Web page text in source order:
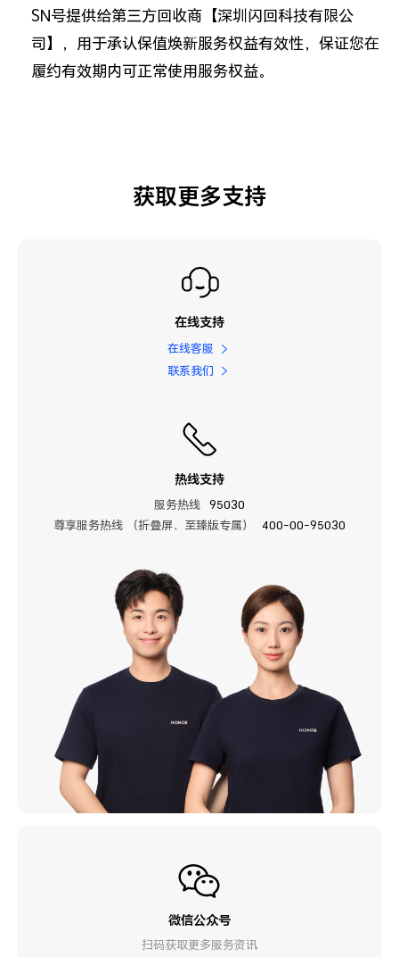
SN号提供给第三方回收商【深圳闪回科技有限公
司】，用于承认保值焕新服务权益有效性，保证您在
履约有效期内可正常使用服务权益。
获取更多支持
在线支持
在线客服
联系我们
热线支持
服务热线
95030
尊享服务热线 （折叠屏、至臻版专属）
400-00-95030
微信公众号
扫码获取更多服务资讯